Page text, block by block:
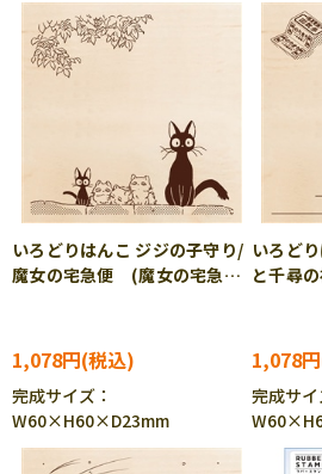
いろどりはんこ ジジの子守り/
魔女の宅急便 (魔女の宅急
1,078円
完成サイズ：
W60×H60×D23mm
いろど
と千尋
1,078円
完成サイ